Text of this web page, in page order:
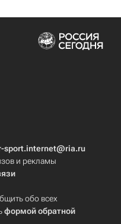
sport.internet@ria.ru
и рекламы
обо всех
формой обратной